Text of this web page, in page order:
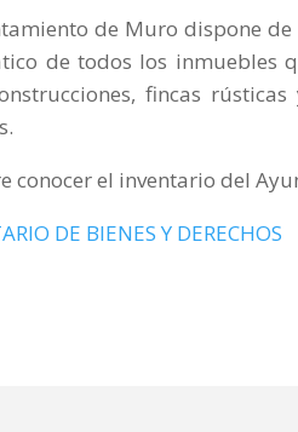
de Muro dispone
de todos los inmuebles
fincas
conocer el inventario del
DE BIENES Y DERECHOS